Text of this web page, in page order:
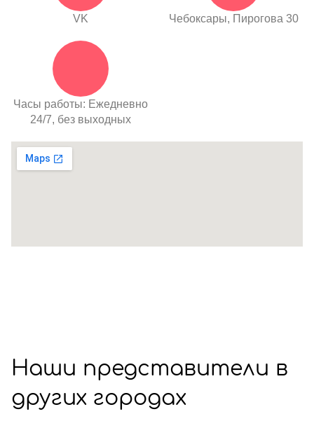
VK Чебоксары, Пирогова 30
Часы работы: Ежедневно
24/7, без выходных
Наши представители в
других городах